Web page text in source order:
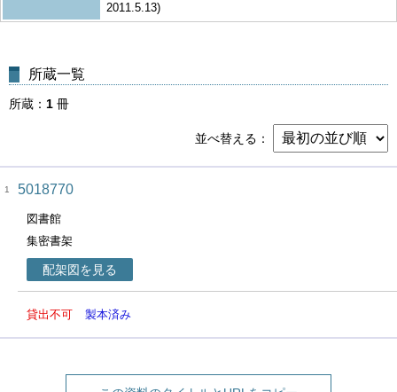
2011.5.13)
所蔵一覧
所蔵 1 冊
並べ替える
1 5018770
図書館
集密書架
配架図を見る
貸出不可 製本済み